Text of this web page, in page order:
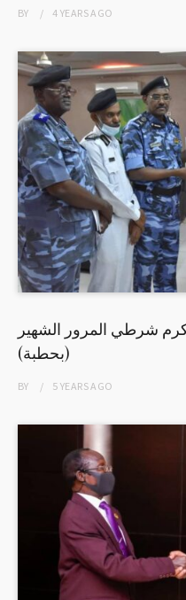
BY 4 YEARSAGO
شرطي المرور الشهير
(بحطبة)
BY 5 YEARSAGO